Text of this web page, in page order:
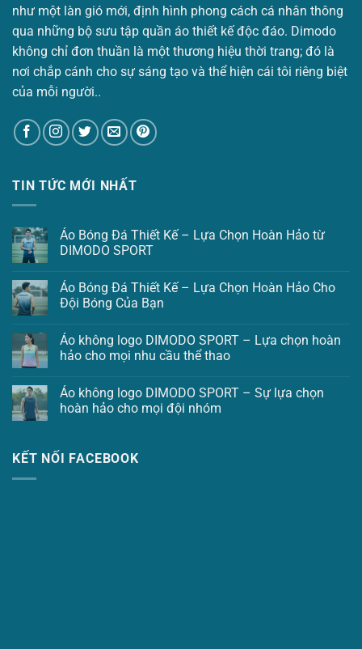
như một làn gió mới, định hình phong cách cá nhân thông
qua những bộ sưu tập quần áo thiết kế độc đáo. Dimodo
không chỉ đơn thuần là một thương hiệu thời trang; đó là
nơi chắp cánh cho sự sáng tạo và thể hiện cái tôi riêng biệt
của mỗi người..
TIN TỨC MỚI NHẤT
Áo Bóng Đá Thiết Kế – Lựa Chọn Hoàn Hảo từ
DIMODO SPORT
Áo Bóng Đá Thiết Kế – Lựa Chọn Hoàn Hảo Cho
Đội Bóng Của Bạn
Áo không logo DIMODO SPORT – Lựa chọn hoàn
hảo cho mọi nhu cầu thể thao
Áo không logo DIMODO SPORT – Sự lựa chọn
hoàn hảo cho mọi đội nhóm
KẾT NỐI FACEBOOK